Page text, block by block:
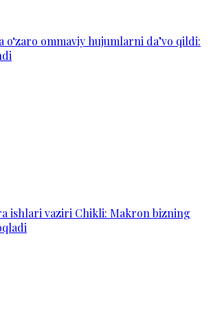
o‘zaro ommaviy hujumlarni da’vo qildi:
ishlari vaziri Chikli: Makron bizning